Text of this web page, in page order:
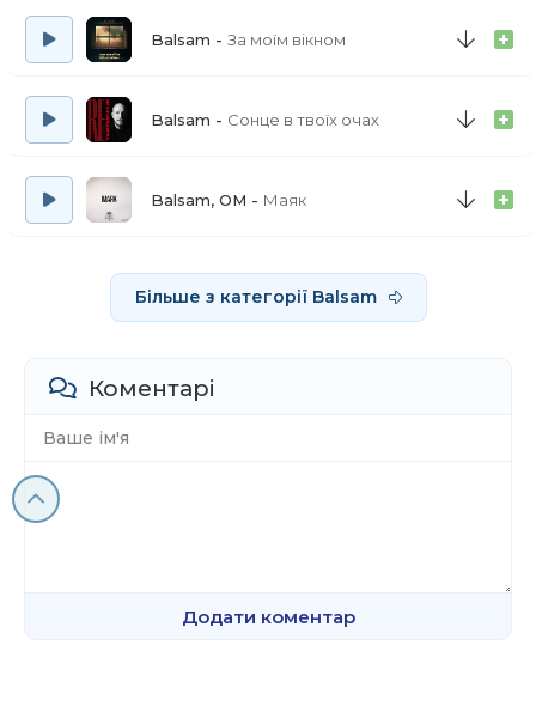
Balsam За моїм вікном
Balsam Сонце в твоїх очах
Balsam, OM Маяк
Більше з категорії Balsam
Коментарі
Додати коментар